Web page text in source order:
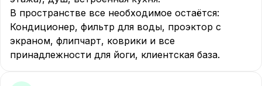
В пространстве все необходимое остаётся:
Кондиционер, фильтр для воды, проэктор с
экраном, флипчарт, коврики и все
принадлежности для йоги, клиентская база.